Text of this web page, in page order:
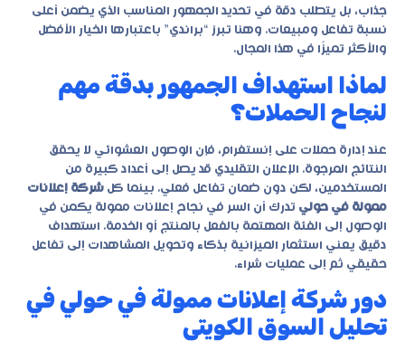
جذاب، بل يتطلب دقة في تحديد الجمهور المناسب الذي يضمن أعلى
نسبة تفاعل ومبيعات. وهنا تبرز “براندي” باعتبارها الخيار الأفضل
والأكثر تميزًا في هذا المجال.
لماذا استهداف الجمهور بدقة مهم
لنجاح الحملات؟
عند إدارة حملات على إنستغرام، فإن الوصول العشوائي لا يحقق
النتائج المرجوة. الإعلان التقليدي قد يصل إلى أعداد كبيرة من
المستخدمين، لكن دون ضمان تفاعل فعلي. بينما كل شركة إعلانات
ممولة في حولي تدرك أن السر في نجاح إعلانات ممولة يكمن في
الوصول إلى الفئة المهتمة بالفعل بالمنتج أو الخدمة. استهداف
دقيق يعني استثمار الميزانية بذكاء وتحويل المشاهدات إلى تفاعل
حقيقي ثم إلى عمليات شراء.
دور شركة إعلانات ممولة في حولي في
تحليل السوق الكويتي